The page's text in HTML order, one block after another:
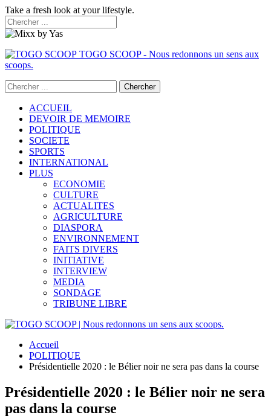
Take a fresh look at your lifestyle.
TOGO SCOOP - Nous redonnons un sens aux
scoops.
ACCUEIL
DEVOIR DE MEMOIRE
POLITIQUE
SOCIETE
SPORTS
INTERNATIONAL
PLUS
ECONOMIE
CULTURE
ACTUALITES
AGRICULTURE
DIASPORA
ENVIRONNEMENT
FAITS DIVERS
INITIATIVE
INTERVIEW
MEDIA
SONDAGE
TRIBUNE LIBRE
Accueil
POLITIQUE
Présidentielle 2020 : le Bélier noir ne sera pas dans la course
Présidentielle 2020 : le Bélier noir ne sera
pas dans la course